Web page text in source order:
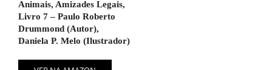
Animais, Amizades Legais,
Livro 7 – Paulo Roberto
Drummond (Autor),
Daniela P. Melo (Ilustrador)